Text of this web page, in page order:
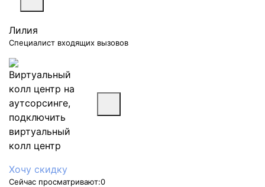
Лилия
Специалист входящих вызовов
Хочу скидку
Сейчас просматривают:0